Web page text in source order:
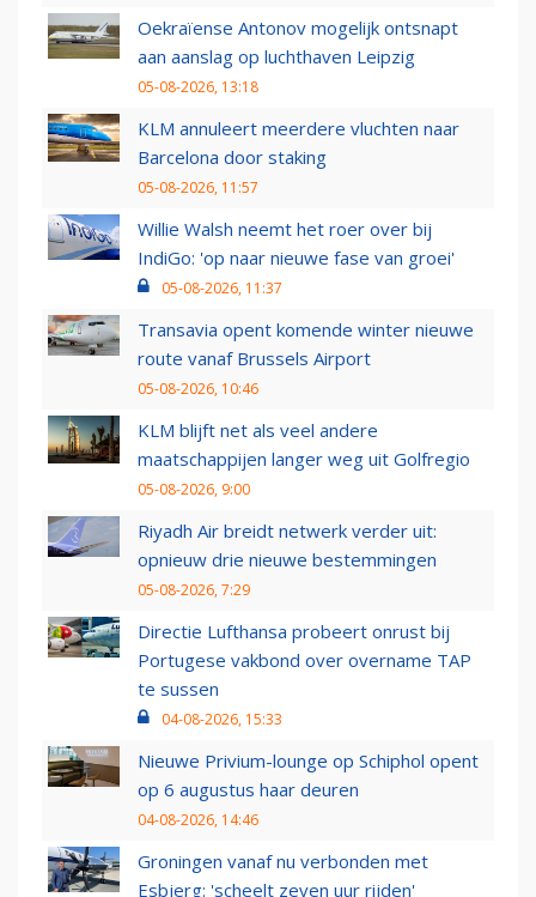
Oekraïense Antonov mogelijk ontsnapt
aan aanslag op luchthaven Leipzig
05-08-2026, 13:18
KLM annuleert meerdere vluchten naar
Barcelona door staking
05-08-2026, 11:57
Willie Walsh neemt het roer over bij
IndiGo: 'op naar nieuwe fase van groei'
05-08-2026, 11:37
Transavia opent komende winter nieuwe
route vanaf Brussels Airport
05-08-2026, 10:46
KLM blijft net als veel andere
maatschappijen langer weg uit Golfregio
05-08-2026, 9:00
Riyadh Air breidt netwerk verder uit:
opnieuw drie nieuwe bestemmingen
05-08-2026, 7:29
Directie Lufthansa probeert onrust bij
Portugese vakbond over overname TAP
te sussen
04-08-2026, 15:33
Nieuwe Privium-lounge op Schiphol opent
op 6 augustus haar deuren
04-08-2026, 14:46
Groningen vanaf nu verbonden met
Esbjerg: 'scheelt zeven uur rijden'